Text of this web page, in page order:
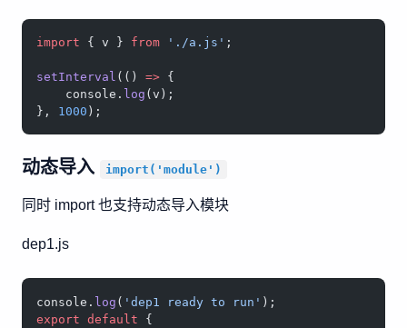
import { v } from './a.js' ;
setInterval (() => {
    console.
log (v);
}, 1000 );
动态导入 import('module')
同时 import 也支持动态导入模块
dep1.js
console. log ( 'dep1 ready to run' );
export default {